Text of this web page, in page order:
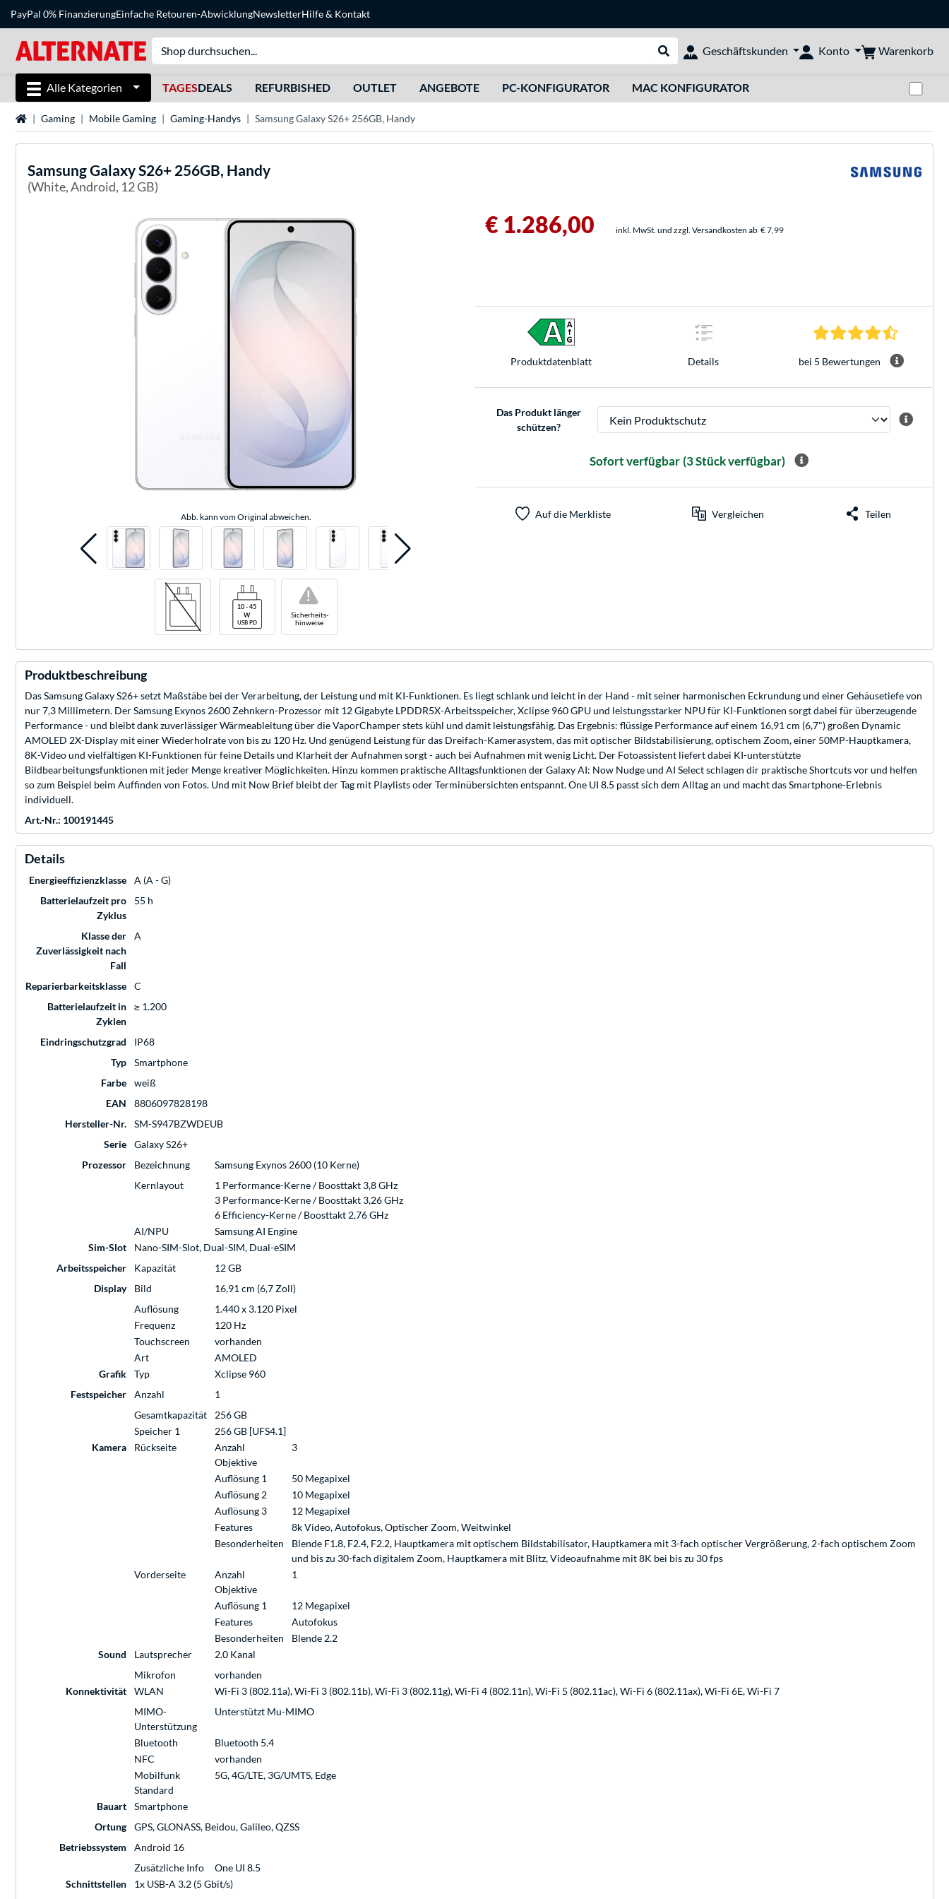
PayPal 0% FinanzierungEinfache Retouren-AbwicklungNewsletterHilfe& Kontakt
Suche durchführen
Geschäftskunden Konto Warenkorb
Alle Kategorien TAGESDEALS REFURBISHED OUTLET ANGEBOTE PC-KONFIGURATOR MAC KONFIGURATOR
StartseiteGaming Mobile Gaming Gaming-Handys Samsung Galaxy S26+ 256GB, Handy
SamsungGalaxy S26+ 256GB, Handy
(White, Android, 12 GB)
Abb. kann vom Original abweichen.
Sicherheits-
hinweise
!
€ 1.286,00 inkl. MwSt. und zzgl. Versandkosten ab € 7,99
Produkt­datenblatt Details
4.6 Sterne
bei 5 Bewertungen
Das Produkt länger
schützen?
Sofort verfügbar (3 Stück verfügbar)
Auf die Merkliste Vergleichen Teilen
Produktbeschreibung
Das Samsung Galaxy S26+ setzt Maßstäbe bei der Verarbeitung, der Leistung und mit KI-Funktionen. Es liegt schlank und leicht in der Hand - mit seiner harmonischen Eckrundung und einer Gehäusetiefe von
nur 7,3 Millimetern. Der Samsung Exynos 2600 Zehnkern-Prozessor mit 12 Gigabyte LPDDR5X-Arbeitsspeicher, Xclipse 960 GPU und leistungsstarker NPU für KI-Funktionen sorgt dabei für überzeugende
Performance - und bleibt dank zuverlässiger Wärmeableitung über die VaporChamper stets kühl und damit leistungsfähig. Das Ergebnis: flüssige Performance auf einem 16,91 cm (6,7") großen Dynamic
AMOLED 2X-Display mit einer Wiederholrate von bis zu 120 Hz. Und genügend Leistung für das Dreifach-Kamerasystem, das mit optischer Bildstabilisierung, optischem Zoom, einer 50MP-Hauptkamera,
8K-Video und vielfältigen KI-Funktionen für feine Details und Klarheit der Aufnahmen sorgt - auch bei Aufnahmen mit wenig Licht. Der Fotoassistent liefert dabei KI-unterstützte
Bildbearbeitungsfunktionen mit jeder Menge kreativer Möglichkeiten. Hinzu kommen praktische Alltagsfunktionen der Galaxy AI: Now Nudge und AI Select schlagen dir praktische Shortcuts vor und helfen
so zum Beispiel beim Auffinden von Fotos. Und mit Now Brief bleibt der Tag mit Playlists oder Terminübersichten entspannt. One UI 8.5 passt sich dem Alltag an und macht das Smartphone-Erlebnis
individuell.
Art.-Nr.: 100191445
Details
Energieeffizienzklasse
A (A - G)
Batterielaufzeit pro
Zyklus
55 h
Klasse der
Zuverlässigkeit nach
Fall
A
Reparierbarkeitsklasse
C
Batterielaufzeit in
Zyklen
≥ 1.200
Eindringschutzgrad
IP68
Typ
Smartphone
Farbe
weiß
EAN
8806097828198
Hersteller-Nr.
SM-S947BZWDEUB
Serie
Galaxy S26+
Prozessor
Bezeichnung
Samsung Exynos 2600 (10 Kerne)
Kernlayout
1 Performance-Kerne / Boosttakt 3,8 GHz
3 Performance-Kerne / Boosttakt 3,26 GHz
6 Efficiency-Kerne / Boosttakt 2,76 GHz
AI/NPU
Samsung AI Engine
Sim-Slot
Nano-SIM-Slot, Dual-SIM, Dual-eSIM
Arbeitsspeicher
Kapazität
12 GB
Display
Bild
16,91 cm (6,7 Zoll)
Auflösung
1.440 x 3.120 Pixel
Frequenz
120 Hz
Touchscreen
vorhanden
Art
AMOLED
Grafik
Typ
Xclipse 960
Festspeicher
Anzahl
1
Gesamtkapazität
256 GB
Speicher 1
256 GB [UFS4.1]
Kamera
Rückseite
Anzahl
Objektive
3
Auflösung 1
50 Megapixel
Auflösung 2
10 Megapixel
Auflösung 3
12 Megapixel
Features
8k Video, Autofokus, Optischer Zoom, Weitwinkel
Besonderheiten
Blende F1.8, F2.4, F2.2, Hauptkamera mit optischem Bildstabilisator, Hauptkamera mit 3-fach optischer Vergrößerung, 2-fach optischem Zoom
und bis zu 30-fach digitalem Zoom, Hauptkamera mit Blitz, Videoaufnahme mit 8K bei bis zu 30 fps
Vorderseite
Anzahl
Objektive
1
Auflösung 1
12 Megapixel
Features
Autofokus
Besonderheiten
Blende 2.2
Sound
Lautsprecher
2.0 Kanal
Mikrofon
vorhanden
Konnektivität
WLAN
Wi-Fi 3 (802.11a), Wi-Fi 3 (802.11b), Wi-Fi 3 (802.11g), Wi-Fi 4 (802.11n), Wi-Fi 5 (802.11ac), Wi-Fi 6 (802.11ax), Wi-Fi 6E, Wi-Fi 7
MIMO-
Unterstützung
Unterstützt Mu-MIMO
Bluetooth
Bluetooth 5.4
NFC
vorhanden
Mobilfunk
Standard
5G, 4G/LTE, 3G/UMTS, Edge
Bauart
Smartphone
Ortung
GPS, GLONASS, Beidou, Galileo, QZSS
Betriebssystem
Android 16
Zusätzliche Info
One UI 8.5
Schnittstellen
1x USB-A 3.2 (5 Gbit/s)